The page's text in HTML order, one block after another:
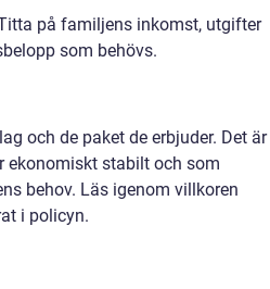
på familjens inkomst, utgifter
som behövs.
och de paket de erbjuder. Det är
ekonomiskt stabilt och som
behov. Läs igenom villkoren
i policyn.